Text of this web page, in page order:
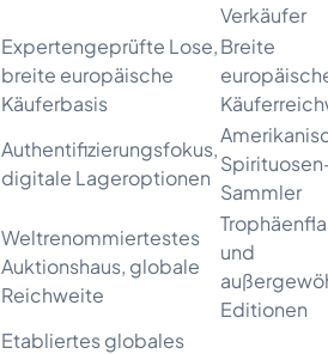
Verkäufer
Expertengeprüfte Lose,
breite europäische
Käuferbasis
Breite
Authentifizierungsfokus,
digitale Lageroptionen
Sammler
Weltrenommiertestes
Auktionshaus, globale
Reichweite
und
Editionen
Etabliertes globales